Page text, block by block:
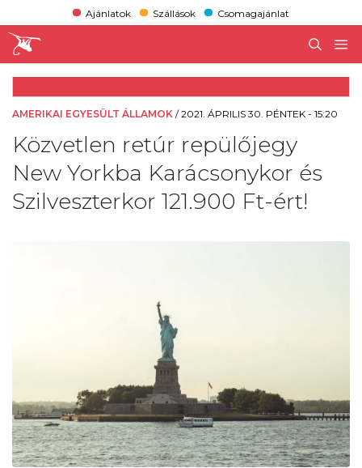
Ajánlatok Szállások Csomagajánlat
AMERIKAI EGYESÜLT ÁLLAMOK /2021. ÁPRILIS 30. PÉNTEK - 15:20
Közvetlen retúr repülőjegy
New Yorkba Karácsonykor és
Szilveszterkor 121.900 Ft-ért!